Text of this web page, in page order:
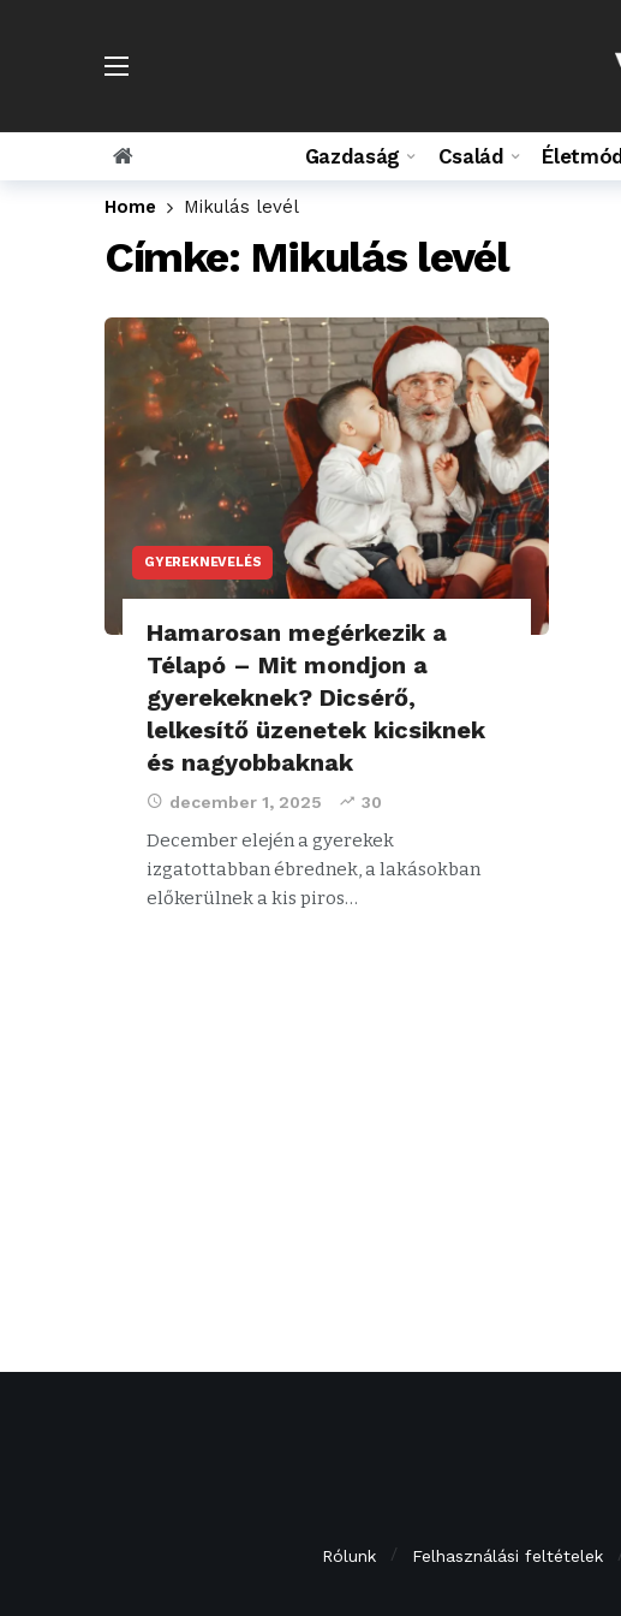
Gazdaság Család Életmód
Home Mikulás levél
Címke: Mikulás levél
GYEREKNEVELÉS
Hamarosan megérkezik a
Télapó – Mit mondjon a
gyerekeknek? Dicsérő,
lelkesítő üzenetek kicsiknek
és nagyobbaknak
december 1, 2025 30
December elején a gyerekek
izgatottabban ébrednek, a lakásokban
előkerülnek a kis piros…
Rólunk Felhasználási feltételek